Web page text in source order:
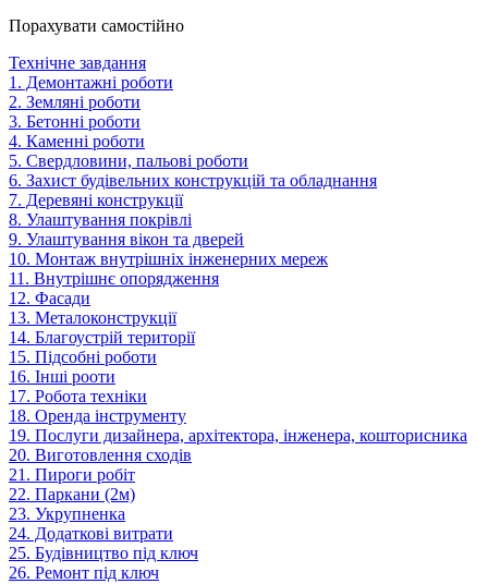
Порахувати самостійно
Технічне завдання
1. Демонтажні роботи
2. Земляні роботи
3. Бетонні роботи
4. Каменні роботи
5. Свердловини, пальові роботи
6. Захист будівельних конструкцій та обладнання
7. Деревяні конструкції
8. Улаштування покрівлі
9. Улаштування вікон та дверей
10. Монтаж внутрішніх інженерних мереж
11. Внутрішнє опорядження
12. Фасади
13. Металоконструкції
14. Благоустрій території
15. Підсобні роботи
16. Інші рооти
17. Робота техніки
18. Оренда інструменту
19. Послуги дизайнера, архітектора, інженера, кошторисника
20. Виготовлення сходів
21. Пироги робіт
22. Паркани (2м)
23. Укрупненка
24. Додаткові витрати
25. Будівництво під ключ
26. Ремонт під ключ